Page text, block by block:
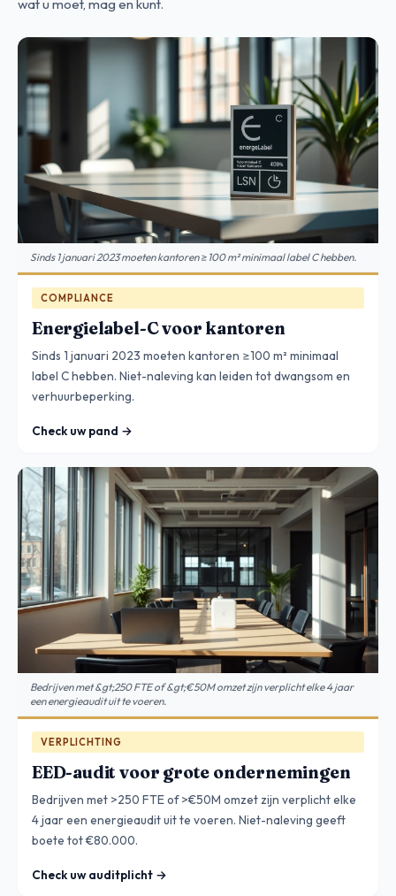
wat u moet, mag en kunt.
Sinds 1 januari 2023 moeten kantoren ≥100 m² minimaal label C hebben.
COMPLIANCE
Energielabel-C voor kantoren
Sinds 1 januari 2023 moeten kantoren ≥100 m² minimaal
label C hebben. Niet-naleving kan leiden tot dwangsom en
verhuurbeperking.
Check uw pand →
Bedrijven met &gt;250 FTE of &gt;€50M omzet zijn verplicht elke 4 jaar
een energieaudit uit te voeren.
VERPLICHTING
EED-audit voor grote ondernemingen
Bedrijven met >250 FTE of >€50M omzet zijn verplicht elke
4 jaar een energieaudit uit te voeren. Niet-naleving geeft
boete tot €80.000.
Check uw auditplicht →